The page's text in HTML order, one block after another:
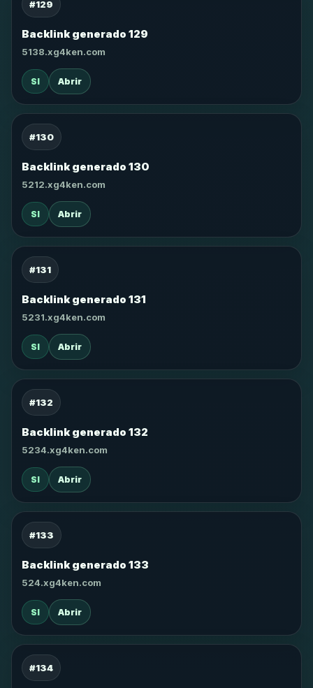
#129
Backlink generado 129
5138.xg4ken.com
SI Abrir
#130
Backlink generado 130
5212.xg4ken.com
SI Abrir
#131
Backlink generado 131
5231.xg4ken.com
SI Abrir
#132
Backlink generado 132
5234.xg4ken.com
SI Abrir
#133
Backlink generado 133
524.xg4ken.com
SI Abrir
#134